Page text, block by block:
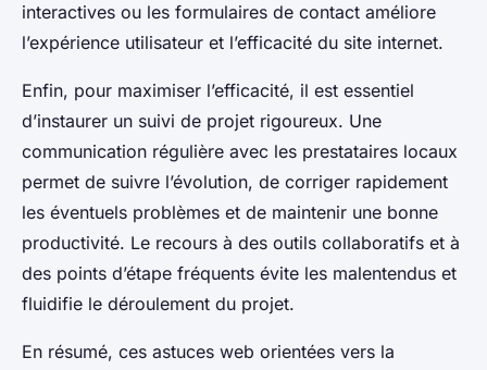
interactives ou les formulaires de contact améliore
l’expérience utilisateur et l’efficacité du site internet.
Enfin, pour maximiser l’efficacité, il est essentiel
d’instaurer un suivi de projet rigoureux. Une
communication régulière avec les prestataires locaux
permet de suivre l’évolution, de corriger rapidement
les éventuels problèmes et de maintenir une bonne
productivité. Le recours à des outils collaboratifs et à
des points d’étape fréquents évite les malentendus et
fluidifie le déroulement du projet.
En résumé, ces astuces web orientées vers la